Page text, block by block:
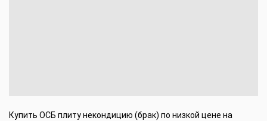
Купить ОСБ плиту некондицию (брак) по низкой цене на